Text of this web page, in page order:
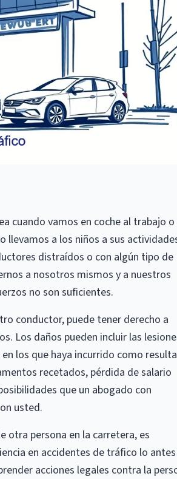
cuando vamos en coche al trabajo o
llevamos a los niños a sus
distraídos o con algún tipo de
a nosotros mismos y a nuestros
no son suficientes.
conductor, puede tener derecho a
Los daños pueden incluir las
los que haya incurrido como
recetados, pérdida de salario
que un abogado con
usted.
otra persona en la carretera, es
en accidentes de tráfico lo antes
acciones legales contra la